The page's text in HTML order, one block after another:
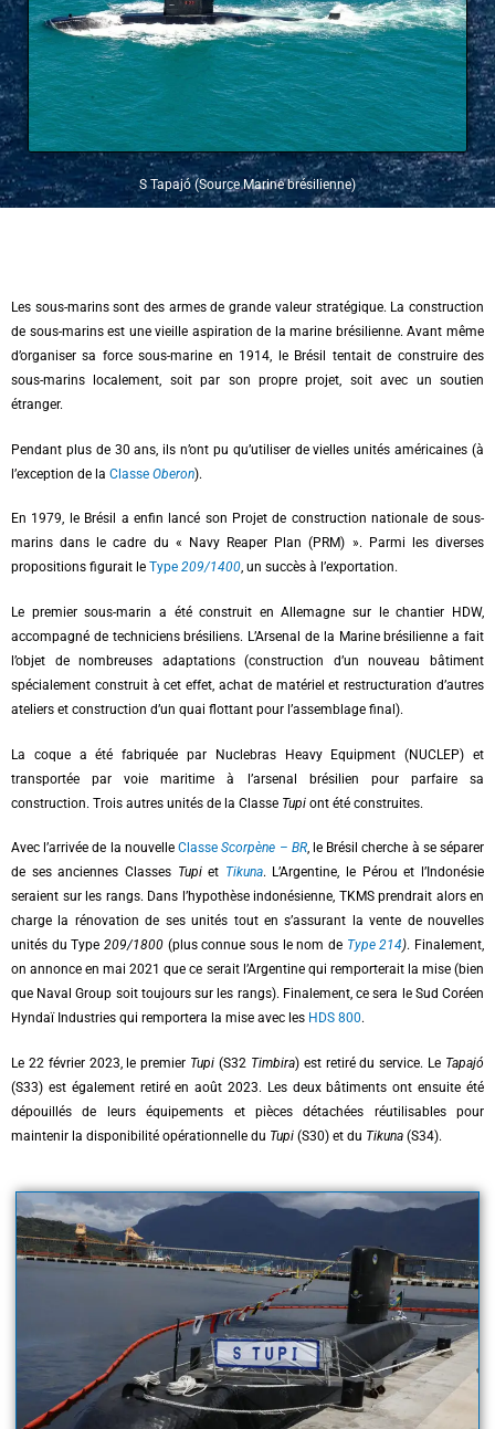
S Tapajó (Source Marine brésilienne)
Les sous-marins sont des armes de grande valeur stratégique. La construction
de sous-marins est une vieille aspiration de la marine brésilienne. Avant même
d’organiser sa force sous-marine en 1914, le Brésil tentait de construire des
sous-marins localement, soit par son propre projet, soit avec un soutien
étranger.
Pendant plus de 30 ans, ils n’ont pu qu’utiliser de vielles unités américaines (à
l’exception de la Classe Oberon).
En 1979, le Brésil a enfin lancé son Projet de construction nationale de sous-
marins dans le cadre du « Navy Reaper Plan (PRM) ». Parmi les diverses
propositions figurait le Type 209/1400, un succès à l’exportation.
Le premier sous-marin a été construit en Allemagne sur le chantier HDW,
accompagné de techniciens brésiliens. L’Arsenal de la Marine brésilienne a fait
l’objet de nombreuses adaptations (construction d’un nouveau bâtiment
spécialement construit à cet effet, achat de matériel et restructuration d’autres
ateliers et construction d’un quai flottant pour l’assemblage final).
La coque a été fabriquée par Nuclebras Heavy Equipment (NUCLEP) et
transportée par voie maritime à l’arsenal brésilien pour parfaire sa
construction. Trois autres unités de la Classe Tupi ont été construites.
Avec l’arrivée de la nouvelleClasseScorpène – BR, le Brésil cherche à se séparer
de ses anciennes Classes Tupiet Tikuna. L’Argentine, le Pérou et l’Indonésie
seraient sur les rangs. Dans l’hypothèse indonésienne, TKMS prendrait alors en
charge la rénovation de ses unités tout en s’assurant la vente de nouvelles
unités du Type 209/1800 (plus connue sous le nom de Type 214). Finalement,
on annonce en mai 2021 que ce serait l’Argentine qui remporterait la mise (bien
que Naval Group soit toujours sur les rangs). Finalement, ce sera le Sud Coréen
Hyndaï Industries qui remportera la mise avec les HDS 800.
Le 22 février 2023, le premier Tupi (S32 Timbira) est retiré du service. Le Tapajó
(S33) est également retiré en août 2023. Les deux bâtiments ont ensuite été
dépouillés de leurs équipements et pièces détachées réutilisables pour
maintenir la disponibilité opérationnelle du Tupi (S30) et du Tikuna (S34).